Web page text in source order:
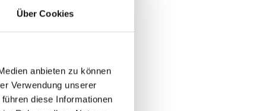
Über Cookies
anbieten zu können
Verwendung unserer
diese Informationen